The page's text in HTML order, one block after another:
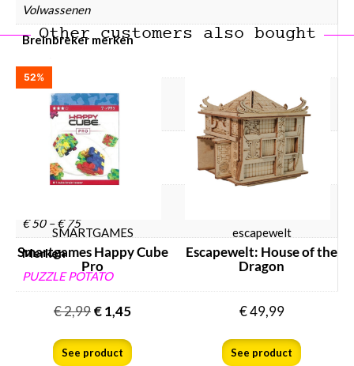
Volwassenen
Breinbreker merken
Breinbreker materiaal
Hout, Kunststof
Breinbreker doolhof
€ 50 – € 75
Merken
PUZZLE POTATO
Other customers also bought
52%
SMARTGAMES
Smartgames Happy Cube
Pro
€2,99€1,45
See product
escapewelt
Escapewelt: House of the
Dragon
€49,99
See product